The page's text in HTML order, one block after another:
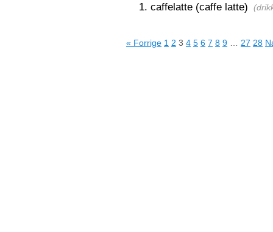
caffelatte (caffe latte) (
« Forrige 1 2 3 4 5 6 7 8 9 27 28